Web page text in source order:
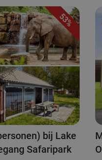
53%
bij Lake
Safaripark